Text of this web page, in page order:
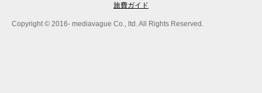
旅費ガイド
Copyright © 2016- mediavague Co., ltd. All Rights Reserved.